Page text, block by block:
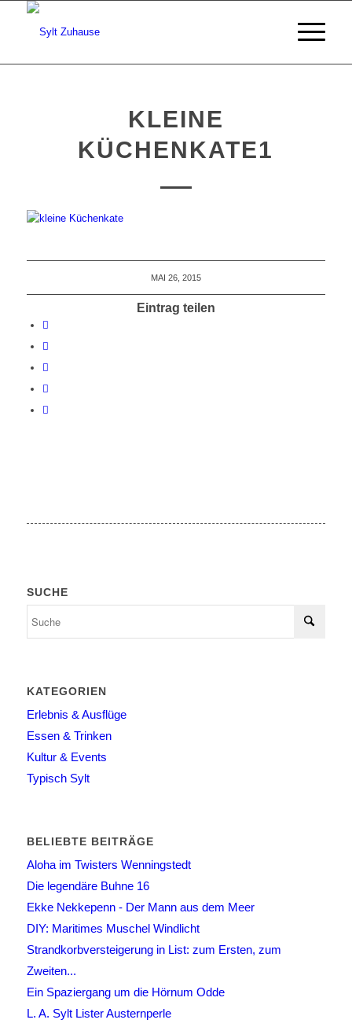
KLEINE
KÜCHENKATE1
MAI 26, 2015
Eintrag teilen
SUCHE
KATEGORIEN
Erlebnis & Ausflüge
Essen & Trinken
Kultur & Events
Typisch Sylt
BELIEBTE BEITRÄGE
Aloha im Twisters Wenningstedt
Die legendäre Buhne 16
Ekke Nekkepenn - Der Mann aus dem Meer
DIY: Maritimes Muschel Windlicht
Strandkorbversteigerung in List: zum Ersten, zum
Zweiten...
Ein Spaziergang um die Hörnum Odde
L. A. Sylt Lister Austernperle